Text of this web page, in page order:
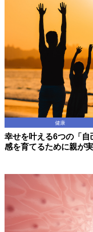
健康
幸せを叶える6つの「
感を育てるために親が